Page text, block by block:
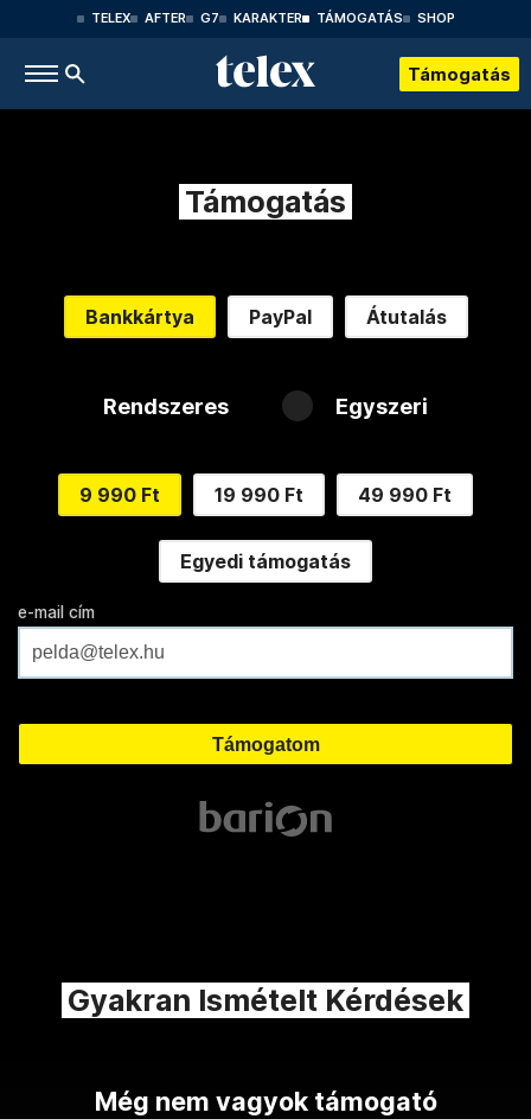
TELEX AFTER G7 KARAKTER TÁMOGATÁS SHOP
Támogatás
Támogatás
Bankkártya PayPal Átutalás
Rendszeres Egyszeri
9 990 Ft 19 990 Ft 49 990 Ft
Egyedi támogatás
e-mail cím
Gyakran Ismételt Kérdések
Még nem vagyok támogató